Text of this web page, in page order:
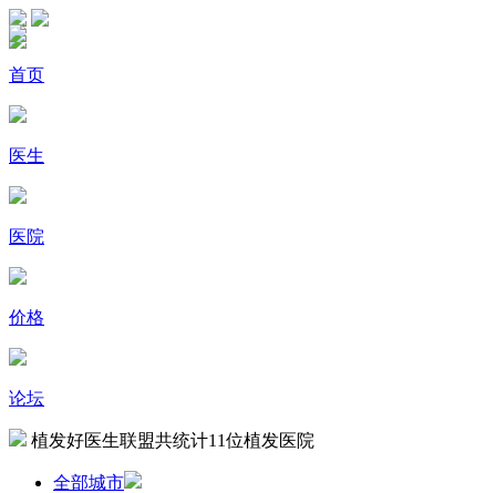
首页
医生
医院
价格
论坛
植发好医生联盟共统计11位植发医院
全部城市